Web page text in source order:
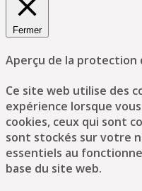
Fermer
Aperçu de la protection
Ce site web utilise des
expérience lorsque
cookies, ceux qui sont
sont stockés sur votre
essentiels au
base du site web.